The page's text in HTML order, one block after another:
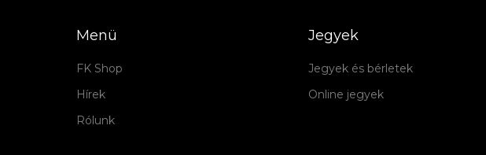
Menü
FK Shop
Hírek
Rólunk
Jegyek
Jegyek és bérletek
Online jegyek